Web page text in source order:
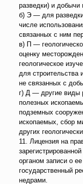
разведки) и
б) Э — для
числе
связанных с ним
в) П —
оценку
геологическое
для строительства
не связанных с
г) Д — другие виды
полезных
подземных
ископаемых, сбор
других
11. Лицензия на
органом записи о
государственный
недрами.